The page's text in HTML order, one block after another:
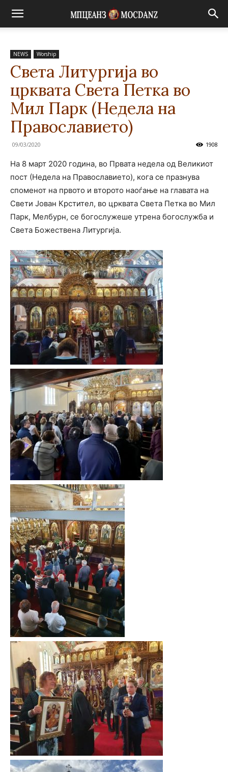
NEWS Worship
Света Литургија во
црквата Света Петка во
Мил Парк (Недела на
Православието)
09/03/2020 1908
На 8 март 2020 година, во Првата недела од Великиот
пост (Недела на Православието), кога се празнува
споменот на првото и второто наоѓање на главата на
Свети Јован Крстител, во црквата Света Петка во Мил
Парк, Мелбурн, се богослужеше утрена богослужба и
Света Божествена Литургија.